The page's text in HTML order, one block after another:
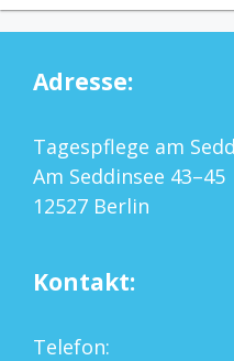
Adresse:
Tagespflege am
Am Seddinsee 43–45
12527 Berlin
Kontakt:
Telefon: